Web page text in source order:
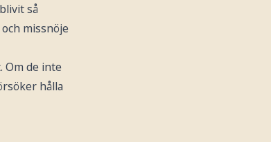
så
missnöje
Om de inte
hålla